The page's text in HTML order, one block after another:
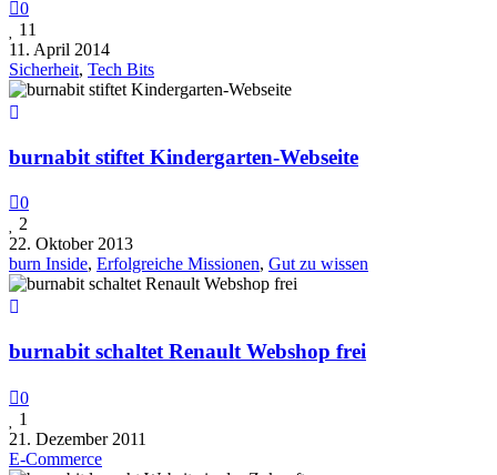
0
11
11. April 2014
Sicherheit, Tech Bits
burnabit stiftet Kindergarten-Webseite
0
2
22. Oktober 2013
burn Inside, Erfolgreiche Missionen, Gut zu wissen
burnabit schaltet Renault Webshop frei
0
1
21. Dezember 2011
E-Commerce